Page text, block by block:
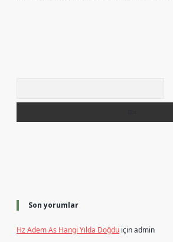
Son yorumlar
Hz Adem As Hangi Yılda Doğdu içinadmin